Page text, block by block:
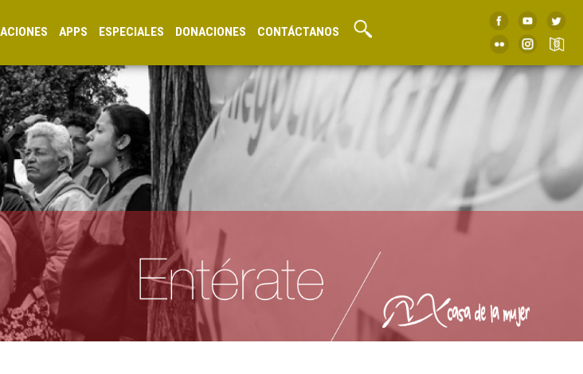
APPS ESPECIALES DONACIONES CONTÁCTANOS